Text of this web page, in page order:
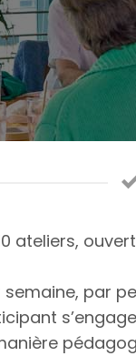
ateliers,
par